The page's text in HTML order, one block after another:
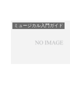
ミュージカル入門ガイド